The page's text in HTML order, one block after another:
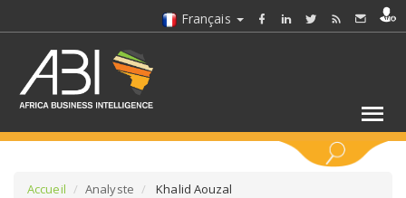
Français
Accueil Analyste Khalid Aouzal